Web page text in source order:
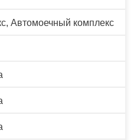
Автомоечный комплекс